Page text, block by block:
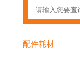
配件耗材